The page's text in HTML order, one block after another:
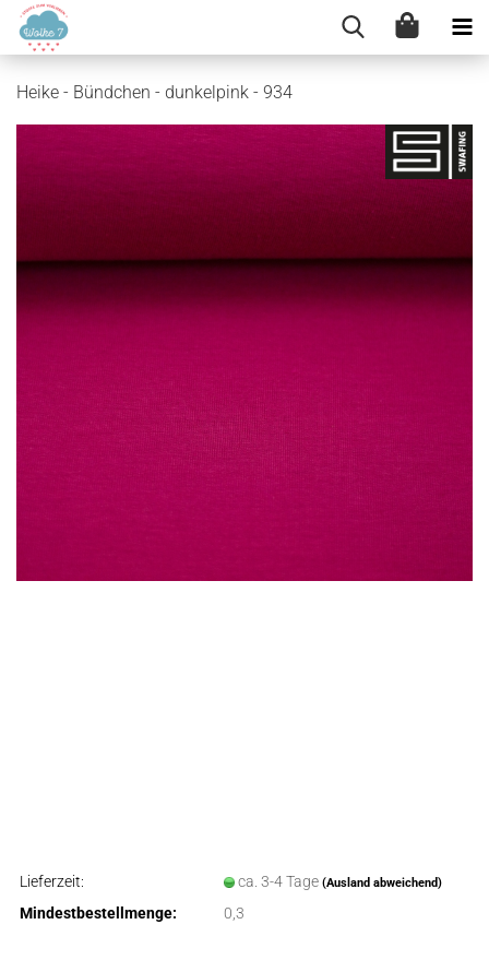
Heike - Bündchen - dunkelpink - 934
Lieferzeit: ca. 3-4 Tage (Ausland abweichend)
Mindestbestellmenge: 0,3